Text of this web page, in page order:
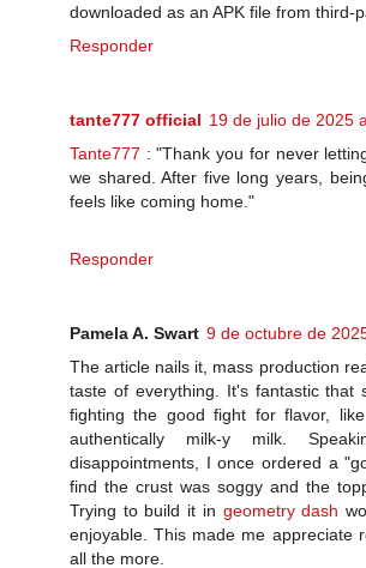
downloaded as an APK file from third-
Responder
tante777 official 19 de julio de 2025
Tante777 : "Thank you for never
we shared. After five long years,
feels like coming home."
Responder
Pamela A. Swart 9 de octubre de
The article nails it, mass production
taste of everything. It's fantastic that
fighting the good fight for flavor,
authentically milk-y milk.
disappointments, I once ordered a
find the crust was soggy and the
Trying to build it in geometry dash
enjoyable. This made me appreciate
all the more.